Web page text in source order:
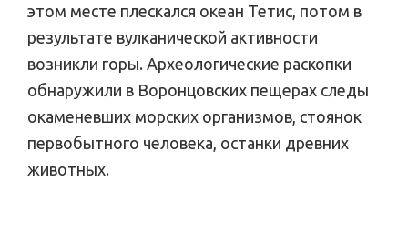
этом месте плескался океан Тетис, потом в
результате вулканической активности
возникли горы. Археологические раскопки
обнаружили в Воронцовских пещерах следы
окаменевших морских организмов, стоянок
первобытного человека, останки древних
животных.